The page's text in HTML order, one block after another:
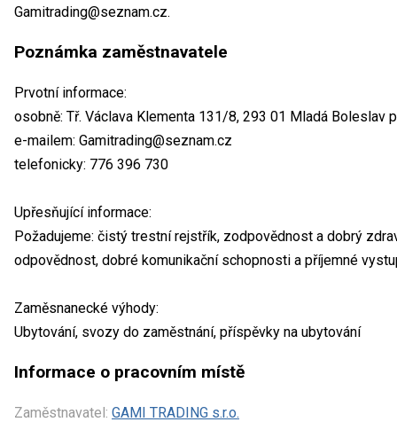
Gamitrading@seznam.cz.
Poznámka zaměstnavatele
Prvotní informace:
osobně: Tř. Václava Klementa 131/8, 293 01 Mladá Boleslav
e-mailem: Gamitrading@seznam.cz
telefonicky: 776 396 730
Upřesňující informace:
Požadujeme: čistý trestní rejstřík, zodpovědnost a dobrý
odpovědnost, dobré komunikační schopnosti a příjemné
Zaměsnanecké výhody:
Ubytování, svozy do zaměstnání, příspěvky na ubytování
Informace o pracovním místě
Zaměstnavatel: GAMI TRADING s.r.o.